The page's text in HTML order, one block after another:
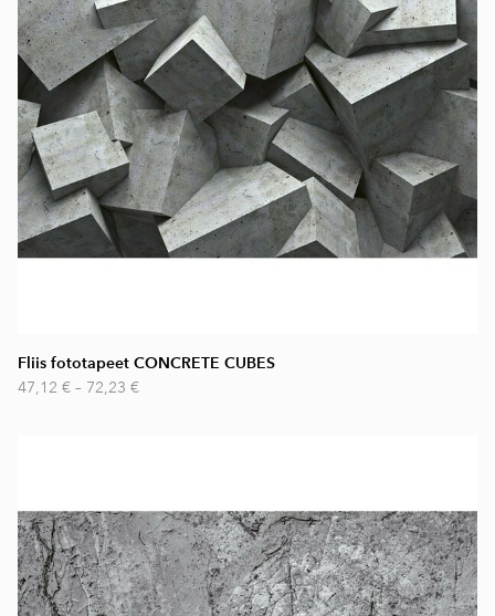
Fliis fototapeet CONCRETE CUBES
47,12 € – 72,23 €